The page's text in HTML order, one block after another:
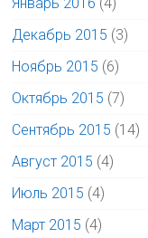
Декабрь 2015 (3)
Ноябрь 2015 (6)
Октябрь 2015 (7)
Сентябрь 2015 (14)
Август 2015 (4)
Июль 2015 (4)
Март 2015 (4)